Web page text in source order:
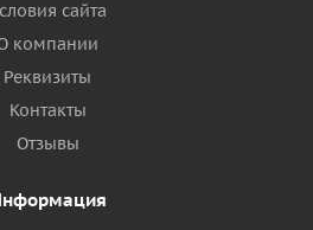
сайта
компании
Реквизиты
Контакты
Отзывы